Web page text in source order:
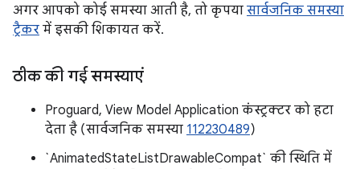
अगर आपको कोई समस्या आती है, तो कृपया सार्वजनिक समस्या
ट्रैकर में इसकी शिकायत करें.
ठीक की गई समस्याएं
Proguard, View Model Application कंस्ट्रक्टर को हटा
देता है (सार्वजनिक समस्या 112230489)
`AnimatedStateListDrawableCompat` की स्थिति में